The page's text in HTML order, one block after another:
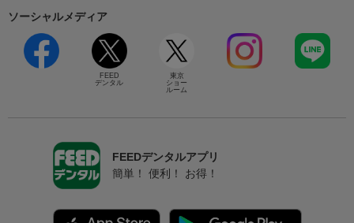
ソーシャルメディア
FEED
デンタル
東京
ショー
ルーム
FEEDデンタルアプリ
簡単！ 便利！ お得！